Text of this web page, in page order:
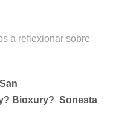
a reflexionar sobre
San
Bioxury? Sonesta